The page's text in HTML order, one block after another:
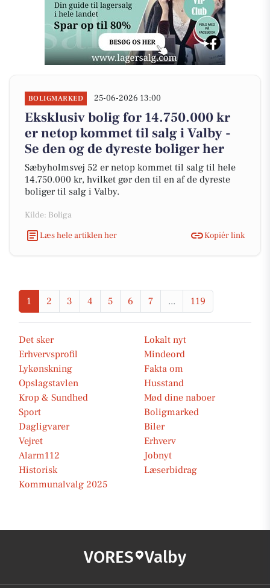
BOLIGMARKED 25-06-2026 13:00
Eksklusiv bolig for 14.750.000 kr
er netop kommet til salg i Valby -
Se den og de dyreste boliger her
Sæbyholmsvej 52 er netop kommet til salg til hele
14.750.000 kr, hvilket gør den til en af de dyreste
boliger til salg i Valby.
Kilde: Boliga
Læs hele artiklen her
Kopiér link
1 2 3 4 5 6 7 ... 119
Det sker
Lokalt nyt
Erhvervsprofil
Mindeord
Lykønskning
Fakta om
Opslagstavlen
Husstand
Krop & Sundhed
Mød dine naboer
Sport
Boligmarked
Dagligvarer
Biler
Vejret
Erhverv
Alarm112
Jobnyt
Historisk
Læserbidrag
Kommunalvalg 2025
VORES Valby